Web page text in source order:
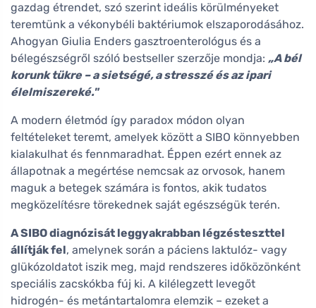
gazdag étrendet, szó szerint ideális körülményeket
teremtünk a vékonybéli baktériumok elszaporodásához.
Ahogyan Giulia Enders gasztroenterológus és a
bélegészségről szóló bestseller szerzője mondja: „A bél
korunk tükre – a sietségé, a stresszé és az ipari
élelmiszereké."
A modern életmód így paradox módon olyan
feltételeket teremt, amelyek között a SIBO könnyebben
kialakulhat és fennmaradhat. Éppen ezért ennek az
állapotnak a megértése nemcsak az orvosok, hanem
maguk a betegek számára is fontos, akik tudatos
megközelítésre törekednek saját egészségük terén.
A SIBO diagnózisát leggyakrabban légzésteszttel
állítják fel, amelynek során a páciens laktulóz- vagy
glükózoldatot iszik meg, majd rendszeres időközönként
speciális zacskókba fúj ki. A kilélegzett levegőt
hidrogén- és metántartalomra elemzik – ezeket a